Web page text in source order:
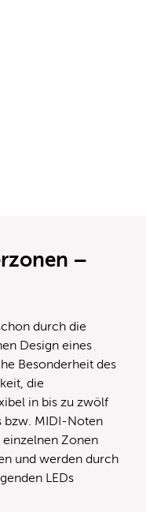
–
durch die
Design eines
Besonderheit des
die
in bis zu zwölf
bzw. MIDI-Noten
Zonen
und werden durch
LEDs